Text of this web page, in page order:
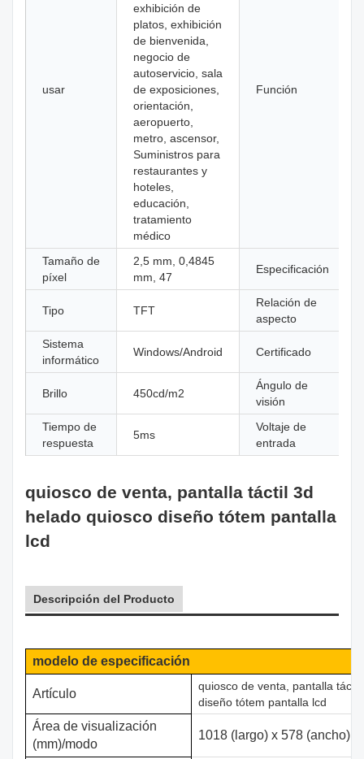
usar
exhibición de
platos, exhibición
de bienvenida,
negocio de
autoservicio, sala
de exposiciones,
orientación,
aeropuerto,
metro, ascensor,
Suministros para
restaurantes y
hoteles,
educación,
tratamiento
médico
Función
Tamaño de
píxel
2,5 mm, 0,4845
mm, 47
Especificación
Tipo TFT
Relación de
aspecto
Sistema
informático
Windows/Android Certificado
Brillo 450cd/m2
Ángulo de
visión
Tiempo de
respuesta
5ms
Voltaje de
entrada
quiosco de venta, pantalla táctil 3d
helado quiosco diseño tótem pantalla
lcd
Descripción del Producto
modelo de especificación
Artículo
quiosco de venta, pantalla
diseño tótem pantalla lcd
Área de visualización
(mm)/modo
1018 (largo) x 578 (ancho)